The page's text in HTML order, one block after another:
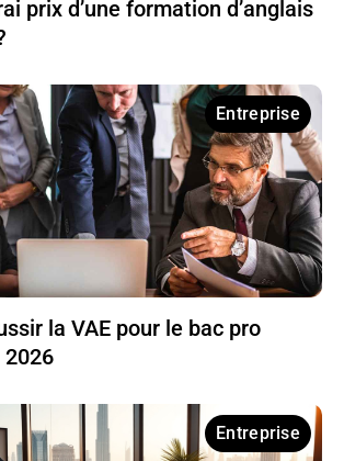
prix d’une formation d’anglais
Entreprise
la VAE pour le bac pro
Entreprise